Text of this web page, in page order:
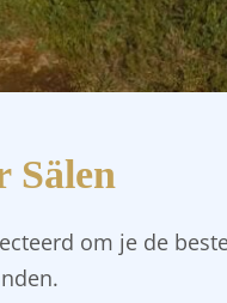
Sälen
om je de